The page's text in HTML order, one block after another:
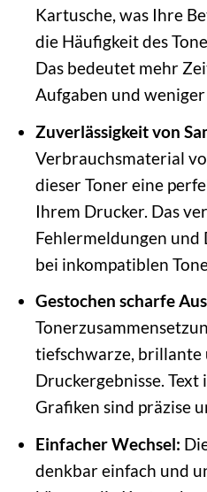
Kartusche, was Ihre
die Häufigkeit des
Das bedeutet mehr
Aufgaben und
Zuverlässigkeit von
Verbrauchsmaterial
dieser Toner eine
Ihrem Drucker. Das
Fehlermeldungen
bei inkompatiblen
Gestochen scharfe
tiefschwarze, brillante
Druckergebnisse.
Grafiken sind präzise
Einfacher Wechsel:
denkbar einfach und